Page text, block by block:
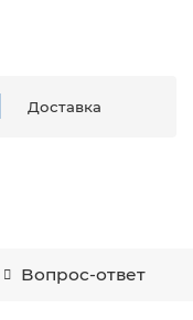
Доставка
Вопрос-ответ